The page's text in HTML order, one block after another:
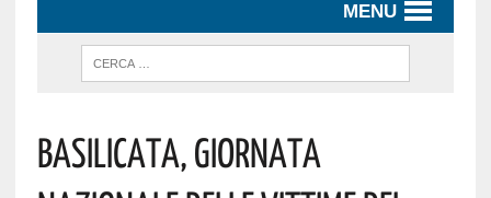
MENU
Basilicata, Giornata